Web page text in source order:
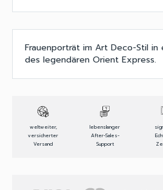
Frauenporträt im Art Deco-Stil in
des legendären Orient Express.
weltweiter,
versicherter
Versand
lebenslanger
After-Sales-
Support